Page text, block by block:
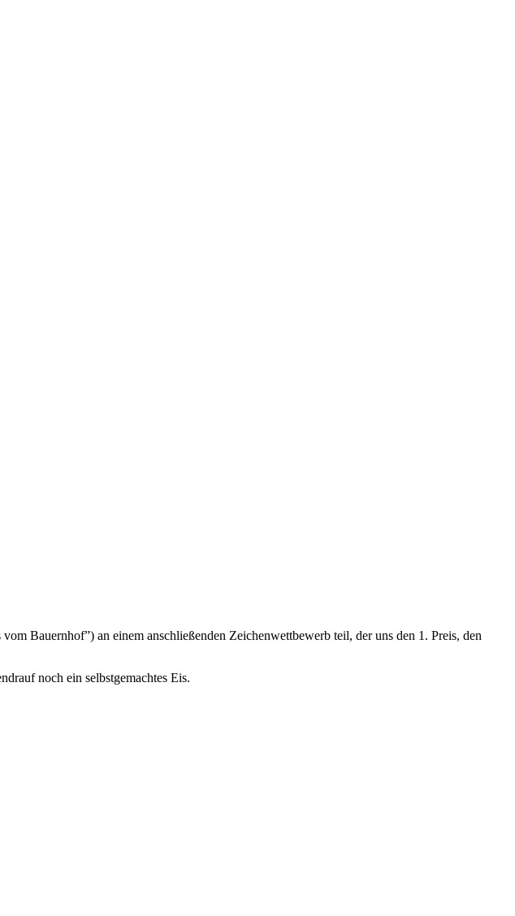
Bauernhof”) an einem anschließenden Zeichenwettbewerb teil, der uns den 1. Preis, den
noch ein selbstgemachtes Eis.